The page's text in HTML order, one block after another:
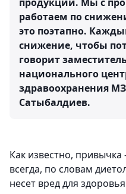
работаем по
это поэтапно.
снижение, чтобы
говорит
национального
здравоохранения
Сатыбалдиев.
Как известно, привычка
всегда, по словам
несет вред для